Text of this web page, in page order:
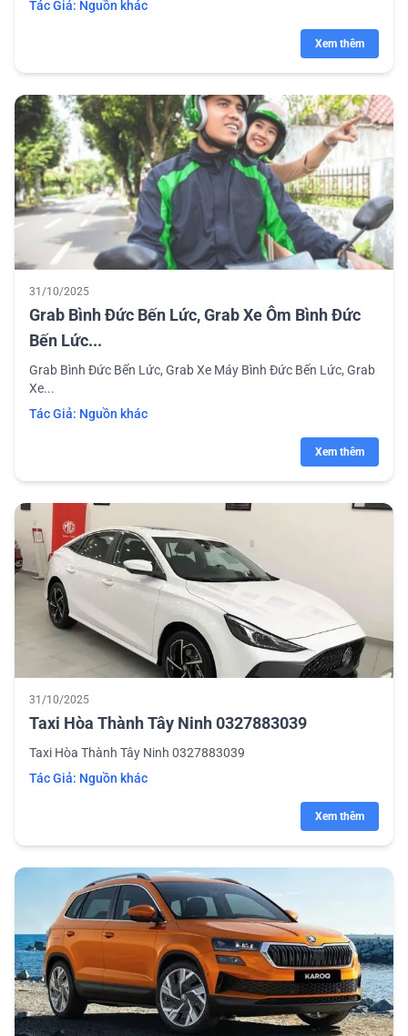
Tác Giả: Nguồn khác
Xem thêm
31/10/2025
Grab Bình Đức Bến Lức, Grab Xe Ôm Bình Đức
Bến Lức...
Grab Bình Đức Bến Lức, Grab Xe Máy Bình Đức Bến Lức, Grab
Xe...
Tác Giả: Nguồn khác
Xem thêm
31/10/2025
Taxi Hòa Thành Tây Ninh 0327883039
Taxi Hòa Thành Tây Ninh 0327883039
Tác Giả: Nguồn khác
Xem thêm